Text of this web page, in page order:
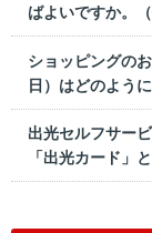
ばよいですか。
ショッピングの
日）はどのよう
出光セルフサー
「出光カード」